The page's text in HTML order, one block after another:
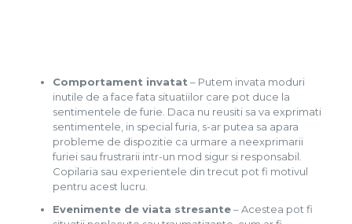
Comportament invatat – Putem invata moduri
inutile de a face fata situatiilor care pot duce la
sentimentele de furie. Daca nu reusiti sa va exprimati
sentimentele, in special furia, s-ar putea sa apara
probleme de dispozitie ca urmare a neexprimarii
furiei sau frustrarii intr-un mod sigur si responsabil.
Copilaria sau experientele din trecut pot fi motivul
pentru acest lucru.
Evenimente de viata stresante– Acestea pot fi